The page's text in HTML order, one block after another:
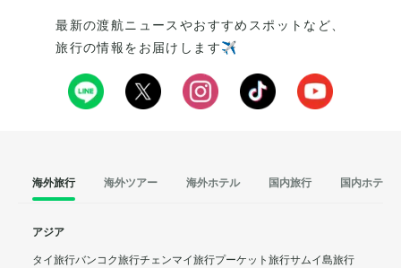
最新の渡航ニュースやおすすめスポットなど、
旅行の情報をお届けします✈️
海外旅行 海外ツアー 海外ホテル 国内旅行 国内ホテル
アジア
タイ旅行バンコク旅行チェンマイ旅行プーケット旅行サムイ島旅行